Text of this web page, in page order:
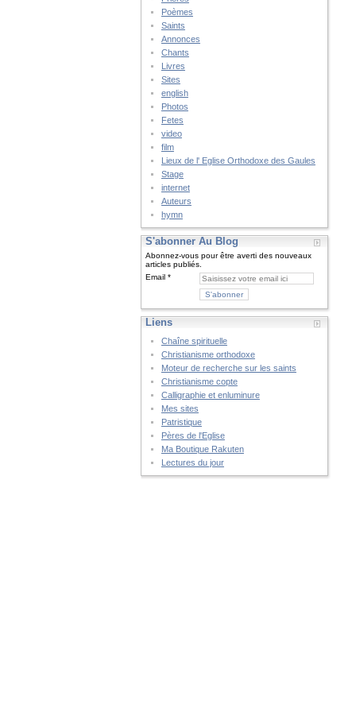
Poèmes
Saints
Annonces
Chants
Livres
Sites
english
Photos
Fetes
video
film
Lieux de l' Eglise Orthodoxe des Gaules
Stage
internet
Auteurs
hymn
S'abonner Au Blog
Abonnez-vous pour être averti des nouveaux
articles publiés.
Email
Liens
Chaîne spirituelle
Christianisme orthodoxe
Moteur de recherche sur les saints
Christianisme copte
Calligraphie et enluminure
Mes sites
Patristique
Pères de l'Eglise
Ma Boutique Rakuten
Lectures du jour